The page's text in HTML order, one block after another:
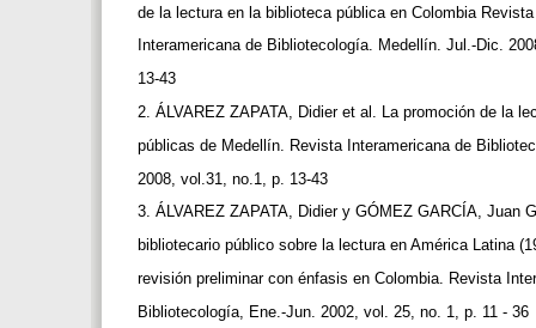
de la lectura en la biblioteca pública en Colombia
Interamericana de Bibliotecología. Medellín. Jul.-Dic.
13-43
2. ÁLVAREZ ZAPATA, Didier et al. La promoción de la
públicas de Medellín. Revista Interamericana de
2008, vol.31, no.1, p. 13-43
3. ÁLVAREZ ZAPATA, Didier y GÓMEZ GARCÍA, Juan
bibliotecario público sobre la lectura en América Latina
revisión preliminar con énfasis en Colombia. Revista
Bibliotecología, Ene.-Jun. 2002, vol. 25, no. 1, p. 11 - 36